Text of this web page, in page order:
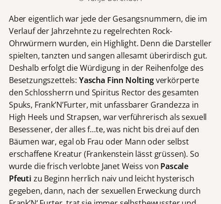
Aber eigentlich war jede der Gesangsnummern, die im
Verlauf der Jahrzehnte zu regelrechten Rock-
Ohrwürmern wurden, ein Highlight. Denn die Darsteller
spielten, tanzten und sangen allesamt überirdisch gut.
Deshalb erfolgt die Würdigung in der Reihenfolge des
Besetzungszettels: Yascha Finn Noltingverkörperte
den Schlossherrn und Spiritus Rector des gesamten
Spuks, Frank’N’Furter, mit unfassbarer Grandezza in
High Heels und Strapsen, war verführerisch als sexuell
Besessener, der alles f…te, was nicht bis drei auf den
Bäumen war, egal ob Frau oder Mann oder selbst
erschaffene Kreatur (Frankenstein lässt grüssen). So
wurde die frisch verlobte Janet Weiss von Pascale
Pfeuti zu Beginn herrlich naiv und leicht hysterisch
gegeben, dann, nach der sexuellen Erweckung durch